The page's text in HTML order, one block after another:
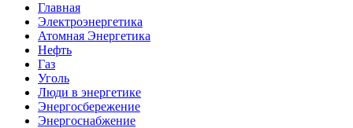
Главная
Электроэнергетика
Атомная Энергетика
Нефть
Газ
Уголь
Люди в энергетике
Энергосбережение
Энергоснабжение